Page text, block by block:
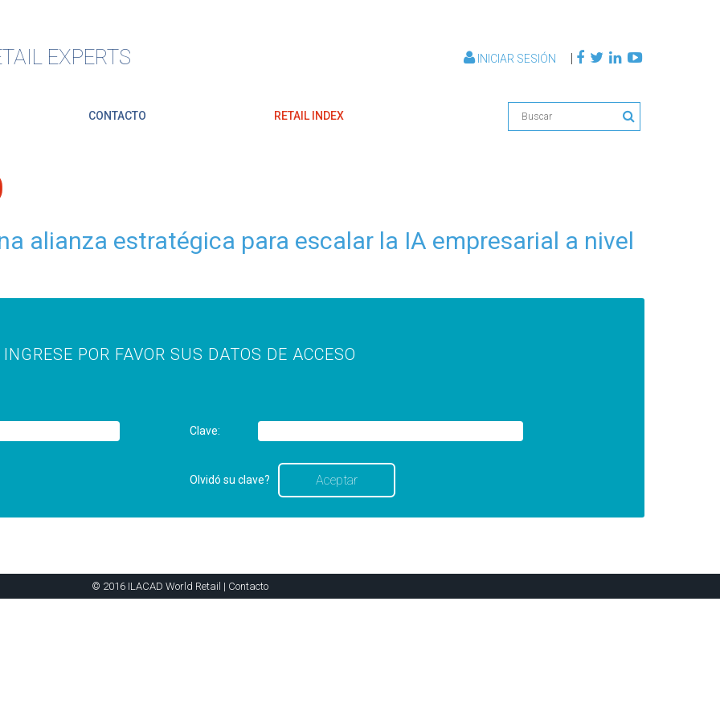
EXPERTS INICIAR SESIÓN |
CONTACTO RETAIL INDEX
alianza estratégica para escalar la IA empresarial a nivel
INGRESE POR FAVOR SUS DATOS DE ACCESO
Clave:
Olvidó su clave?
© 2016 ILACAD World Retail | Contacto